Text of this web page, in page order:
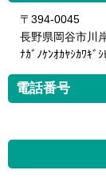
〒394-0045
長野県岡谷市川
ﾅｶﾞﾉｹﾝｵｶﾔｼｶﾜｷﾞｼ
電話番号